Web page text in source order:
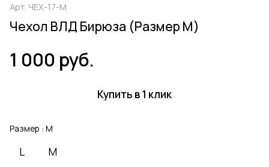
Арт. ЧЕХ-17-M
Чехол ВЛД Бирюза (Размер M)
1 000 руб.
Купить в 1 клик
Размер : M
L M